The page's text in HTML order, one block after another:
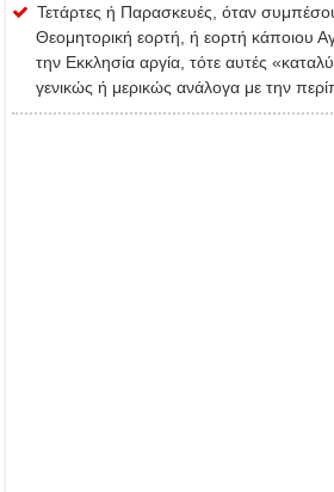
Τετάρτες ή Παρασκευές, όταν
Θεομητορική εορτή, ή εορτή κάποιου
την Εκκλησία αργία, τότε αυτές
γενικώς ή μερικώς ανάλογα με την